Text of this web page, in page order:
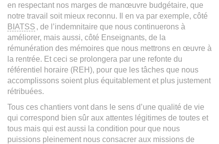
en respectant nos marges de manœuvre budgétaire, que
notre travail soit mieux reconnu. Il en va par exemple, côté
BIATSS , de l’indemnitaire que nous continuerons à
améliorer, mais aussi, côté Enseignants, de la
rémunération des mémoires que nous mettrons en œuvre à
la rentrée. Et ceci se prolongera par une refonte du
référentiel horaire (REH), pour que les tâches que nous
accomplissons soient plus équitablement et plus justement
rétribuées.
Tous ces chantiers vont dans le sens d’une qualité de vie
qui correspond bien sûr aux attentes légitimes de toutes et
tous mais qui est aussi la condition pour que nous
puissions pleinement nous consacrer aux missions de